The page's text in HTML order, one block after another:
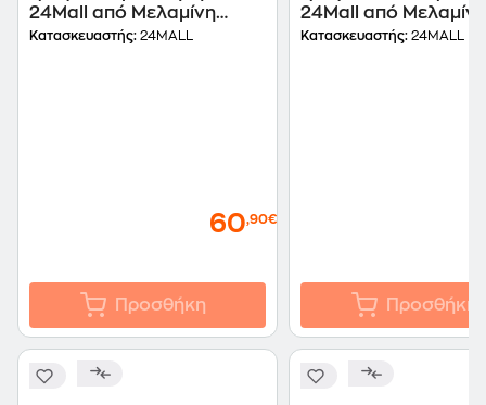
24Mall από Μελαμίνη
90x40cm - Μπεζ/Μαύρο
Κατασκευαστής: 24MALL
60,90€
Προσθήκη
24Mall από Μελαμίνη
158x48cm - Μπεζ/
Κατασκευαστής: 24MALL
Προσθήκη